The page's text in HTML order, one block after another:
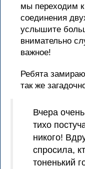
мы переходим к
соединения
услышите
внимательно
важное!
Ребята
так же
Вчера
тихо
никого!
спросила,
тоненький